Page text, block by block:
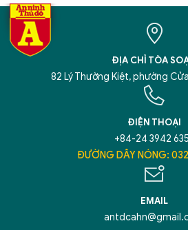
ĐỊA CHỈ TÒA
82 Lý Thường Kiệt, phường
ĐIỆN THOẠI
+84-24 3942
ĐƯỜNG DÂY NÓNG:
EMAIL